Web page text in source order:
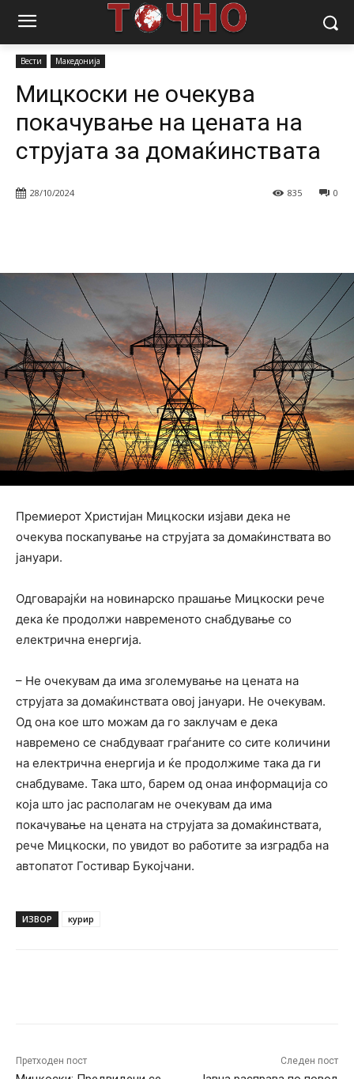
Почетна
Мицкоски не очекува покачување на цената на
Вести Македонија
Мицкоски не очекува
покачување на цената на
струјата за домаќинствата
28/10/2024 0
835
Премиерот Христијан Мицкоски изјави дека не
очекува поскапување на струјата за домаќинствата во
јануари.
Одговарајќи на новинарско прашање Мицкоски рече
дека ќе продолжи навременото снабдување со
електрична енергија.
– Не очекувам да има зголемување на цената на
струјата за домаќинствата овој јануари. Не очекувам.
Од она кое што можам да го заклучам е дека
навремено се снабдуваат граѓаните со сите количини
на електрична енергија и ќе продолжиме така да ги
снабдуваме. Така што, барем од онаа информација со
која што јас располагам не очекувам да има
покачување на цената на струјата за домаќинствата,
рече Мицкоски, по увидот во работите за изградба на
автопатот Гостивар Букојчани.
ИЗВОР курир
Претходен пост Следен пост